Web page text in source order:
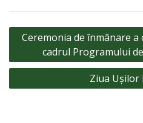
Navigare
articole
Ceremonia de înmânare
cadrul Programului
Ziua Ușilor